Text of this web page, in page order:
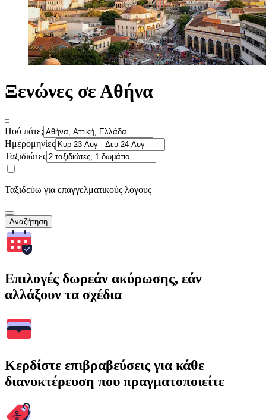
Ξενώνες σε Αθήνα
Πού πάτε;
Ημερομηνίες
Ταξιδιώτες
Ταξιδεύω για επαγγελματικούς λόγους
Αναζήτηση
Επιλογές δωρεάν ακύρωσης, εάν
αλλάξουν τα σχέδια
Κερδίστε επιβραβεύσεις για κάθε
διανυκτέρευση που πραγματοποιείτε